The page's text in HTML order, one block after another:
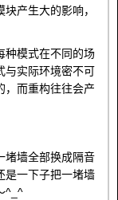
产生大的影响，
种模式在不同的场
与实际环境密不可
，而重构往往会产
堵墙全部换成隔音
是一下子把一堵墙
^_^